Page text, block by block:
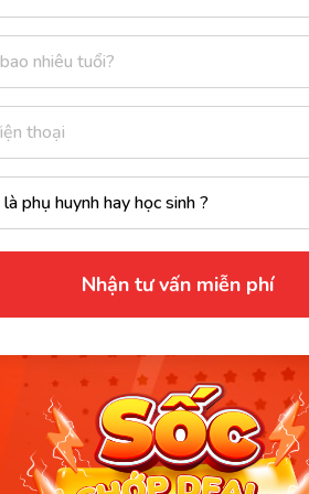
Nhận tư vấn miễn phí
trình “Mảnh ghép bí ẩn”
bài viết được tổng hợp nhằm
các kênh chính thức hoặc liên
vị liên quan để nắm bắt